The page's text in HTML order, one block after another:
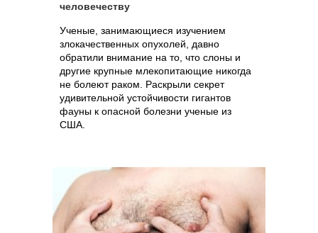
человечеству
Ученые, занимающиеся изучением
злокачественных опухолей, давно
обратили внимание на то, что слоны и
другие крупные млекопитающие никогда
не болеют раком. Раскрыли секрет
удивительной устойчивости гигантов
фауны к опасной болезни ученые из
США.